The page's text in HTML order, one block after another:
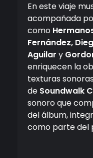
En este viaje
acompañada
como
Fernández,
Aguilar y
enriquecen la
texturas
de Soundwalk
sonoro que
del álbum,
como parte del